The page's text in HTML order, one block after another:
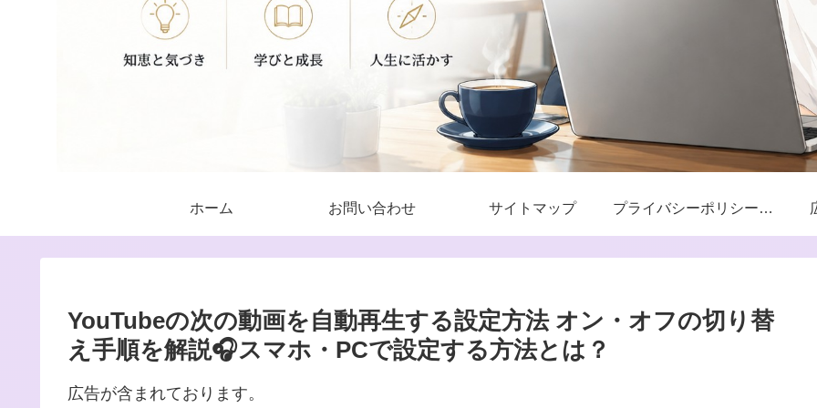
ホーム お問い合わせ サイトマップ プライバシーポリシー・免責事項
YouTubeの次の動画を自動再生する設定方法 オン・オフの切り替
え手順を解説🎧スマホ・PCで設定する方法とは？
広告が含まれております。